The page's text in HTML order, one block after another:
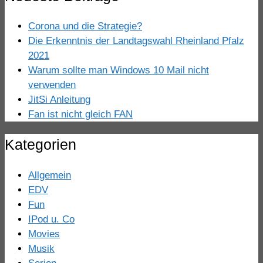
Corona und die Strategie?
Die Erkenntnis der Landtagswahl Rheinland Pfalz
2021
Warum sollte man Windows 10 Mail nicht
verwenden
JitSi Anleitung
Fan ist nicht gleich FAN
Kategorien
Allgemein
EDV
Fun
IPod u. Co
Movies
Musik